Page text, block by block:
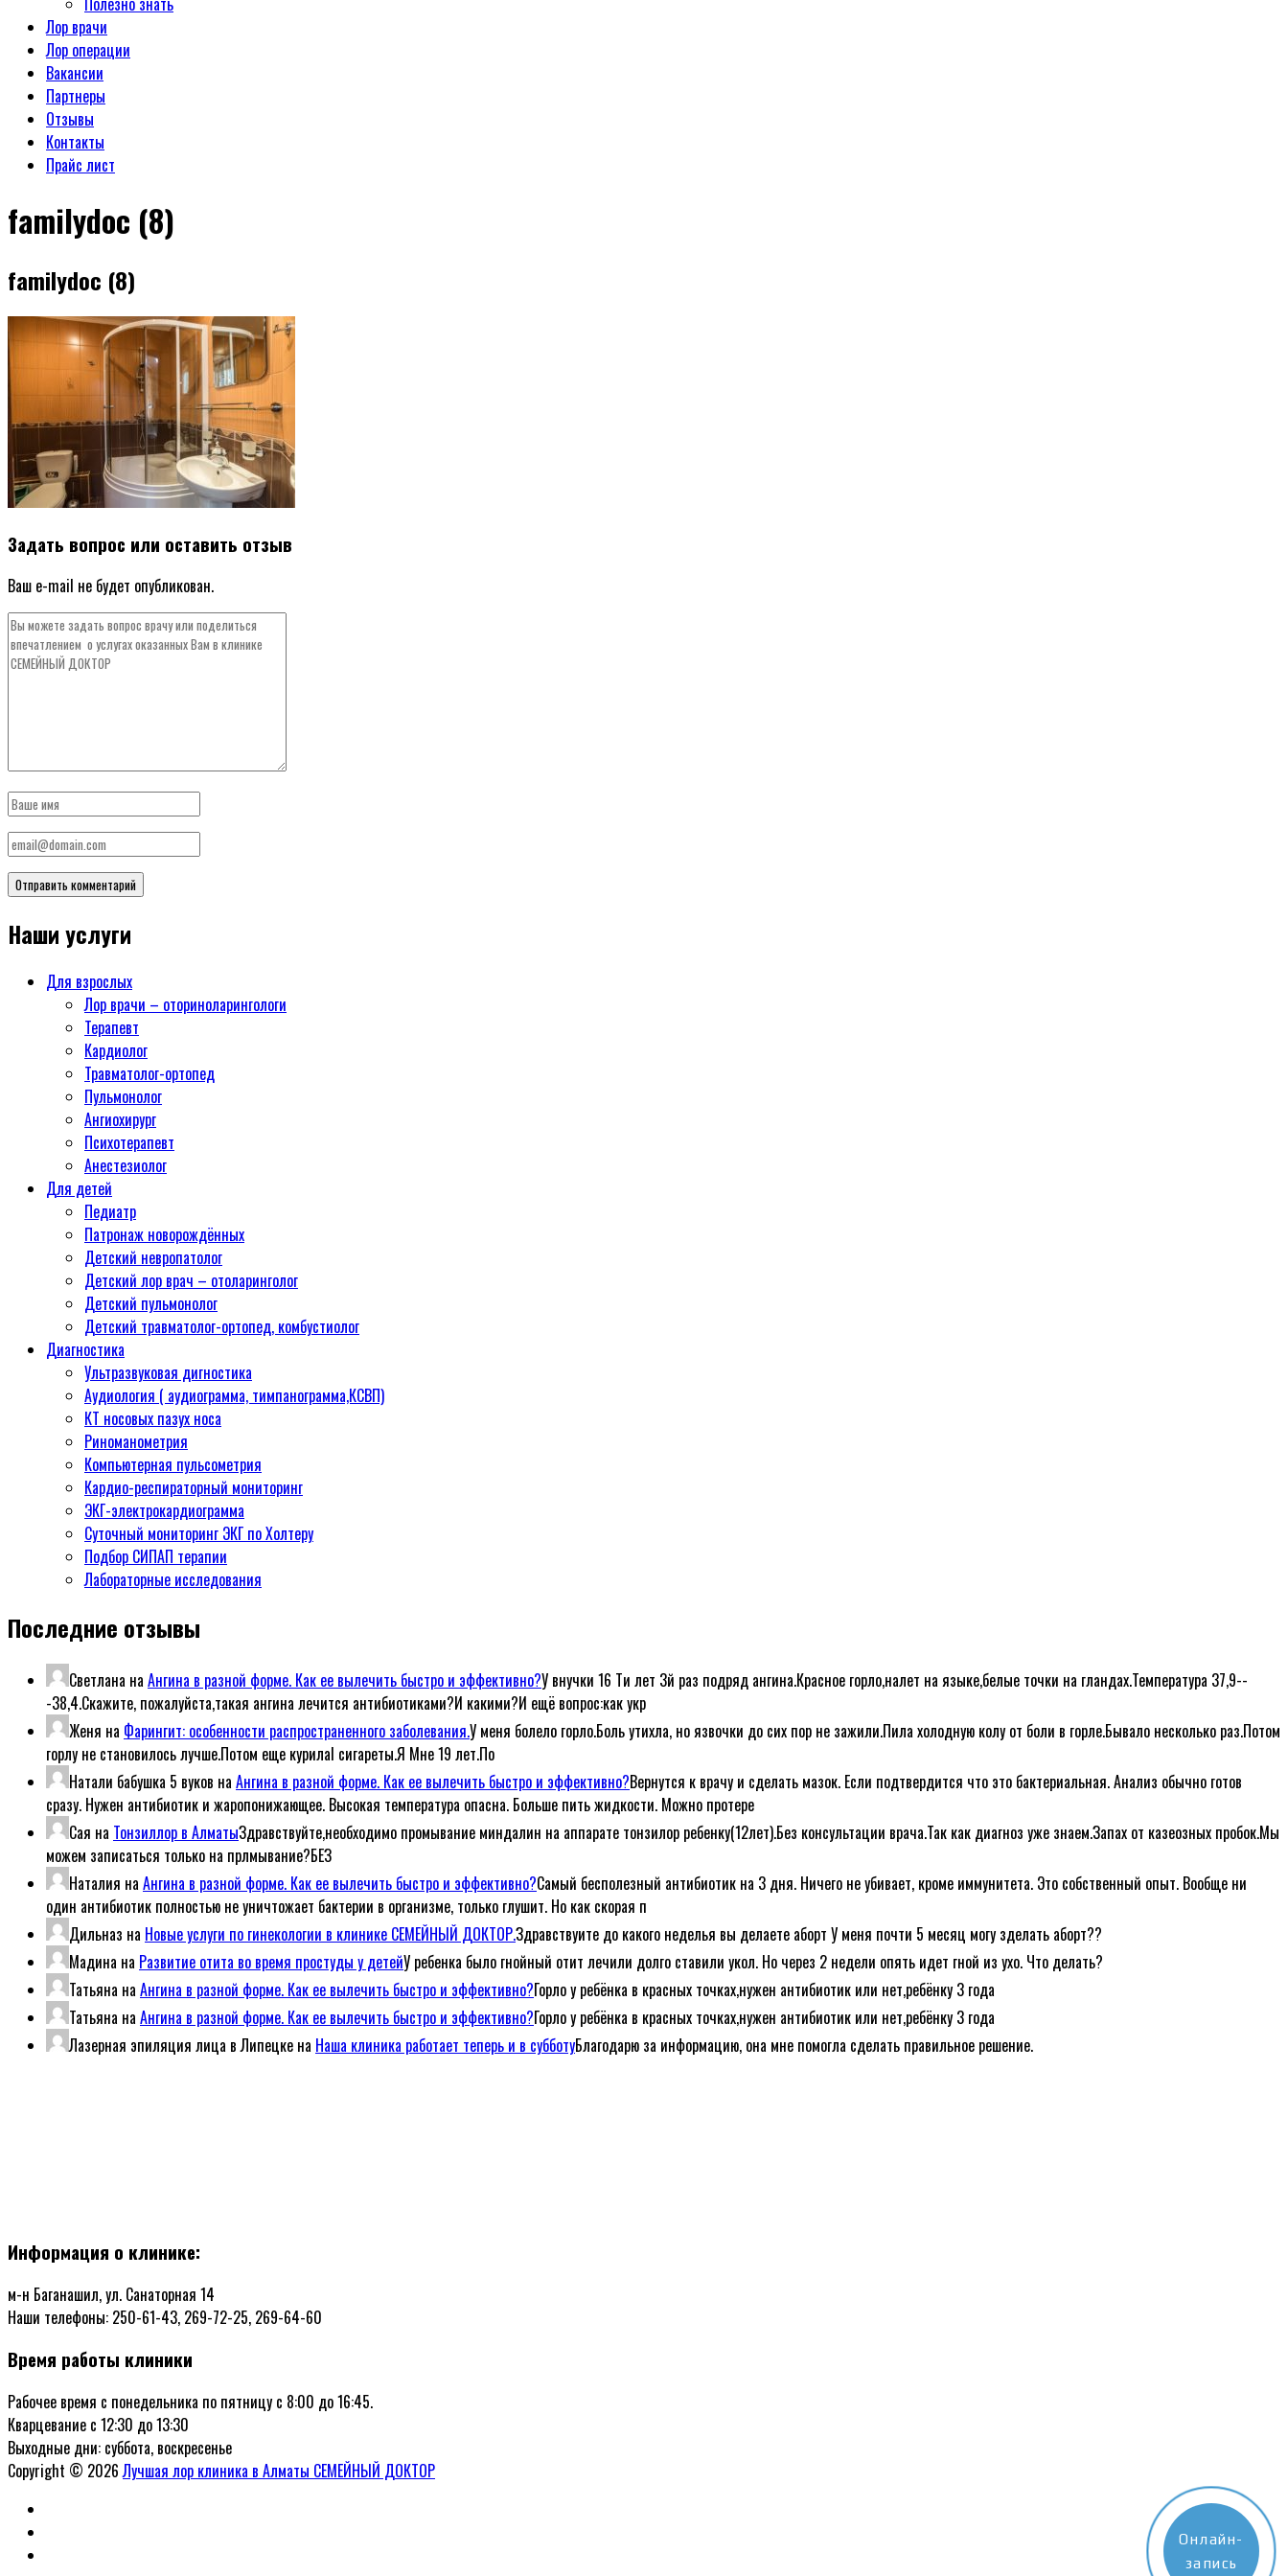
Лор врачи
Лор операции
Вакансии
Партнеры
Отзывы
Контакты
Прайс лист
familydoc (8)
familydoc (8)
Задать вопрос или оставить отзыв
Ваш e-mail не будет опубликован.
Наши услуги
Для взрослых
Лор врачи – оториноларингологи
Терапевт
Кардиолог
Травматолог-ортопед
Пульмонолог
Ангиохирург
Психотерапевт
Aнестезиолог
Для детей
Педиатр
Патронаж новорождённых
Детский невропатолог
Детский лор врач – отоларинголог
Детский пульмонолог
Детский травматолог-ортопед, комбустиолог
Диагностика
Ультразвуковая дигностика
Аудиология ( аудиограмма, тимпанограмма,КСВП)
КТ носовых пазух носа
Риноманометрия
Компьютерная пульсометрия
Кардио-респираторный мониторинг
ЭКГ-электрокардиограмма
Суточный мониторинг ЭКГ по Холтеру
Подбор СИПАП терапии
Лабораторные исследования
Последние отзывы
Светлана на Ангина в разной форме. Как ее вылечить быстро и эффективно?У внучки 16 Ти лет 3й раз подряд ангина.Красное горло,налет на языке,белые точки на гландах.Температура 37,9--
-38,4.Скажите, пожалуйста,такая ангина лечится антибиотиками?И какими?И ещё вопрос:как укр
Женя на Фарингит: особенности распространенного заболевания.У меня болело горло.Боль утихла, но язвочки до сих пор не зажили.Пила холодную колу от боли в горле.Бывало несколько раз.Потом
горлу не становилось лучше.Потом еще курилаl сигареты.Я Мне 19 лет.По
Натали бабушка 5 вуков на Ангина в разной форме. Как ее вылечить быстро и эффективно?Вернутся к врачу и сделать мазок. Если подтвердится что это бактериальная. Анализ обычно готов
сразу. Нужен антибиотик и жаропонижающее. Высокая температура опасна. Больше пить жидкости. Можно протере
Сая на Тонзиллор в АлматыЗдравствуйте,необходимо промывание миндалин на аппарате тонзилор ребенку(12лет).Без консультации врача.Так как диагноз уже знаем.Запах от казеозных пробок.Мы
можем записаться только на прлмывание?БЕЗ
Наталия на Ангина в разной форме. Как ее вылечить быстро и эффективно?Самый бесполезный антибиотик на 3 дня. Ничего не убивает, кроме иммунитета. Это собственный опыт. Вообще ни
один антибиотик полностью не уничтожает бактерии в организме, только глушит. Но как скорая п
Дильназ на Новые услуги по гинекологии в клинике СЕМЕЙНЫЙ ДОКТОР.Здравствуите до какого неделья вы делаете аборт У меня почти 5 месяц могу зделать аборт??
Мадина на Развитие отита во время простуды у детейУ ребенка было гнойный отит лечили долго ставили укол. Но через 2 недели опять идет гной из ухо. Что делать?
Татьяна на Ангина в разной форме. Как ее вылечить быстро и эффективно?Горло у ребёнка в красных точках,нужен антибиотик или нет,ребёнку 3 года
Татьяна на Ангина в разной форме. Как ее вылечить быстро и эффективно?Горло у ребёнка в красных точках,нужен антибиотик или нет,ребёнку 3 года
Лазерная эпиляция лица в Липецке на Наша клиника работает теперь и в субботуБлагодарю за информацию, она мне помогла сделать правильное решение.
Информация о клинике:
м-н Баганашил, ул. Санаторная 14
Наши телефоны: 250-61-43, 269-72-25, 269-64-60
Время работы клиники
Рабочее время с понедельника по пятницу с 8:00 до 16:45.
Кварцевание с 12:30 до 13:30
Выходные дни: суббота, воскресенье
Copyright © 2026Лучшая лор клиника в Алматы СЕМЕЙНЫЙ ДОКТОР
Онлайн-
запись